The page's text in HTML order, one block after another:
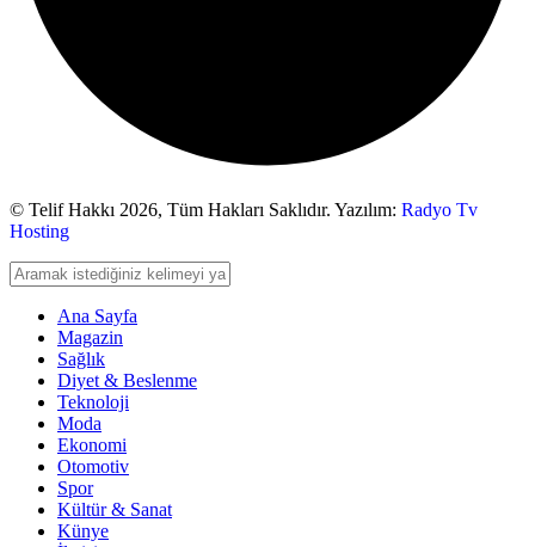
© Telif Hakkı 2026, Tüm Hakları Saklıdır. Yazılım: Radyo Tv
Hosting
Ana Sayfa
Magazin
Sağlık
Diyet & Beslenme
Teknoloji
Moda
Ekonomi
Otomotiv
Spor
Kültür & Sanat
Künye